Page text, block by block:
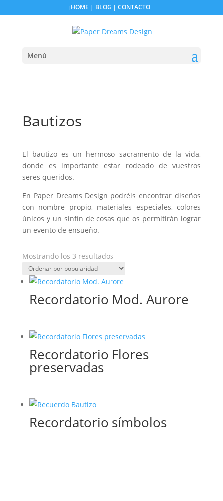
HOME | BLOG | CONTACTO
Menú
Bautizos
El bautizo es un hermoso sacramento de la vida,
donde es importante estar rodeado de vuestros
seres queridos.
En Paper Dreams Design podréis encontrar diseños
con nombre propio, materiales especiales, colores
únicos y un sinfín de cosas que os permitirán lograr
un evento de ensueño.
Mostrando los 3 resultadosOrdenado
por
popularidad
Recordatorio Mod. Aurore
Recordatorio Flores
preservadas
Recordatorio símbolos